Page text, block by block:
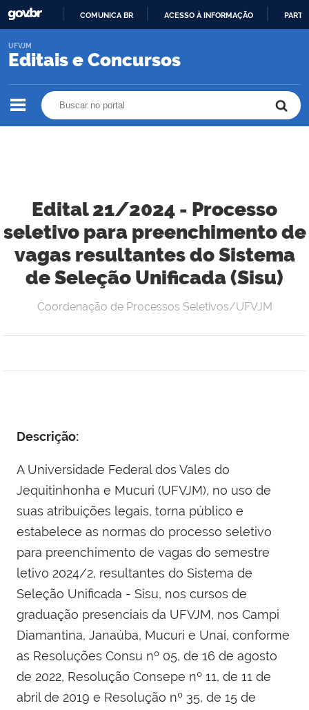
O
COMUNICA BR ACESSO À INFORMAÇÃO
Editais e Concursos
UFVJM
Edital 21/2024 - Processo
seletivo para preenchimento de
vagas resultantes do Sistema
de Seleção Unificada (Sisu)
Coordenação de Processos Seletivos/UFVJM
Descrição:
A Universidade Federal dos Vales do
Jequitinhonha e Mucuri (UFVJM), no uso de
suas atribuições legais, torna público e
estabelece as normas do processo seletivo
para preenchimento de vagas do semestre
letivo 2024/2, resultantes do Sistema de
Seleção Unificada - Sisu, nos cursos de
graduação presenciais da UFVJM, nos Campi
Diamantina, Janaúba, Mucuri e Unaí, conforme
as Resoluções Consu nº 05, de 16 de agosto
de 2022, Resolução Consepe nº 11, de 11 de
abril de 2019 e Resolução nº 35, de 15 de